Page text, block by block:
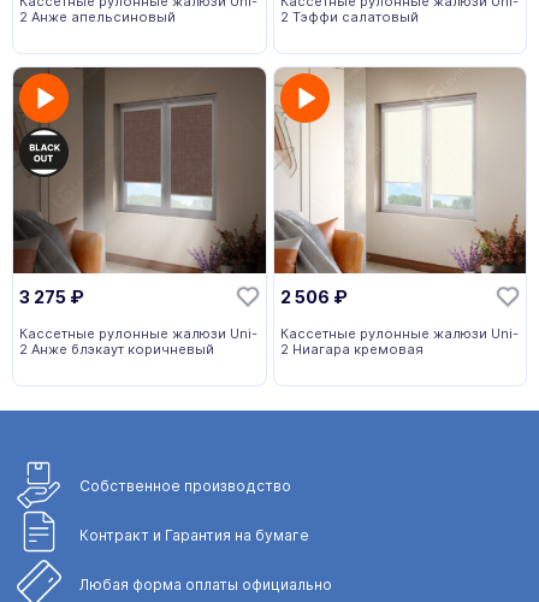
2 Анже апельсиновый
2 Тэффи салатовый
3 275 ₽
Кассетные рулонные жалюзи Uni-
2 Анже блэкаут коричневый
2 506 ₽
Кассетные рулонные жалюзи Uni-
2 Ниагара кремовая
Собственное производство
Контракт и Гарантия на бумаге
Любая форма оплаты официально